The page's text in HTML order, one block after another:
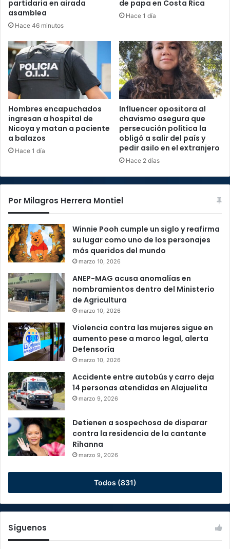
partidaria en airada
asamblea
Hace 46 minutos
de papa en Costa Rica
Hace 1 día
Hombres encapuchados
ingresan a hospital de
Nicoya y matan a paciente
a balazos
Hace 1 día
Influencer opositora al
chavismo asegura que
persecución política la
obligó a salir del país y
pedir asilo en el extranjero
Hace 2 días
Por Milagros Herrera Montiel
Winnie Pooh cumple un siglo y reafirma
su lugar como uno de los personajes
más queridos del mundo
marzo 10, 2026
ANEP-MAG acusa anomalías en
nombramientos dentro del Ministerio
de Agricultura
marzo 10, 2026
Violencia contra las mujeres sigue en
aumento pese a marco legal, alerta
Defensoría
marzo 10, 2026
Accidente entre autobús y carro deja
14 personas atendidas en Alajuelita
marzo 9, 2026
Detienen a sospechosa de disparar
contra la residencia de la cantante
Rihanna
marzo 9, 2026
Todos (831)
Síguenos